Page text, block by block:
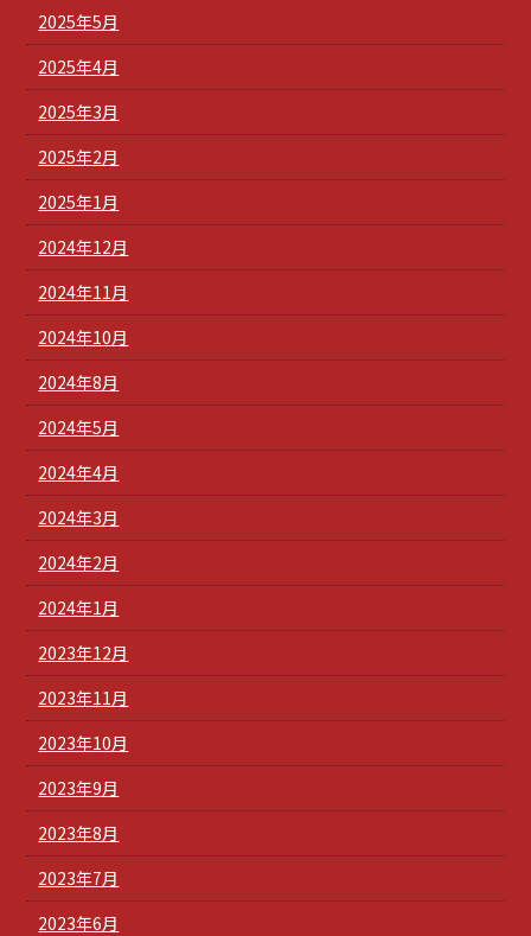
2025年5月
2025年4月
2025年3月
2025年2月
2025年1月
2024年12月
2024年11月
2024年10月
2024年8月
2024年5月
2024年4月
2024年3月
2024年2月
2024年1月
2023年12月
2023年11月
2023年10月
2023年9月
2023年8月
2023年7月
2023年6月